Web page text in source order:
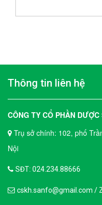
Thông tin liên hệ
CÔNG TY CỔ PHẦN DƯỢC
Trụ sở chính: 102, phố
Nội
SĐT: 024.234.88666
cskh.sanfo@gmail.com /